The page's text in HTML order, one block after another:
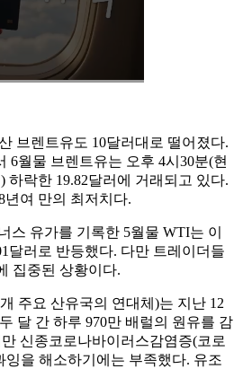
브렌트유도 10달러대로 떨어졌다.
6월물 브렌트유는 오후 4시30분(현
하락한 19.82달러에 거래되고 있다.
년여 만의 최저치다.
스 유가를 기록한 5월물 WTI는 이
달러로 반등했다. 다만 트레이더들
집중된 상황이다.
주요 산유국의 연대체)는 지난 12
달 간 하루 970만 배럴의 원유를 감
신종코로나바이러스감염증(코로
잉을 해소하기에는 부족했다. 유조